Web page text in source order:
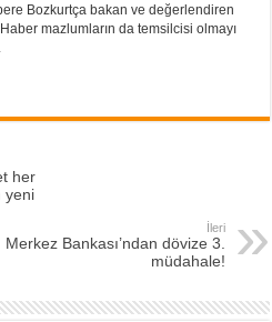
Bozkurtça bakan ve değerlendiren
mazlumların da temsilcisi olmayı
her
yeni
İleri
Merkez Bankası’ndan dövize 3.
müdahale!